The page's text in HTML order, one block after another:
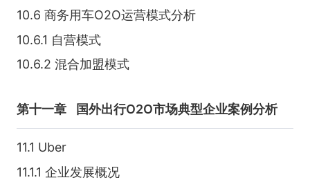
10.6 商务用车O2O运营模式分析
10.6.1 自营模式
10.6.2 混合加盟模式
第十一章 国外出行O2O市场典型企业案例分析
11.1 Uber
11.1.1 企业发展概况